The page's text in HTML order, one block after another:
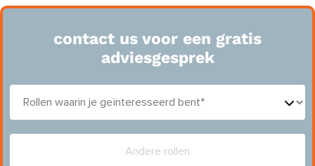
contact us voor een gratis
adviesgesprek